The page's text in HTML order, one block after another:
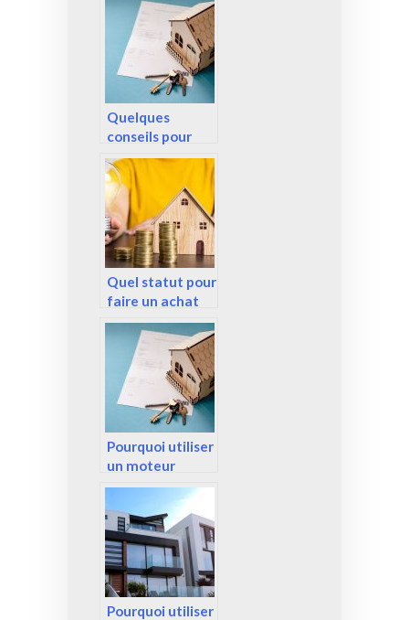
avantages de
l’achat d’un riad
au Maroc ?
Quelques
conseils pour
vendre votre
bien immobilier
Quel statut pour
faire un achat
revente
immobilier ?
Pourquoi utiliser
un moteur
immobilier ?
Pourquoi utiliser